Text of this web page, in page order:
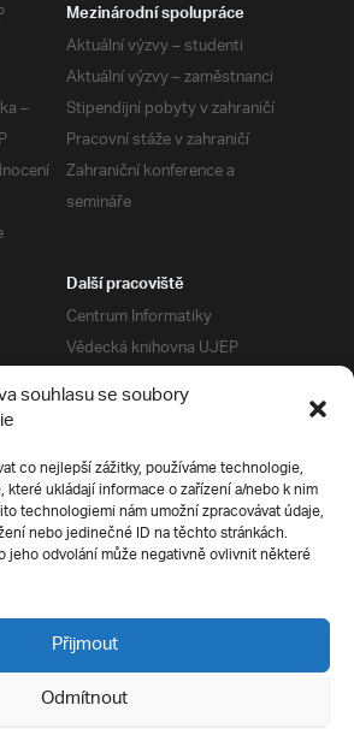
souhlasu se soubory
co nejlepší zážitky, používáme technologie,
ukládají informace o zařízení a/nebo k nim
technologiemi nám umožní zpracovávat údaje,
nebo jedinečné ID na těchto stránkách.
jeho odvolání může negativně ovlivnit některé
Přijmout
Odmítnout
–
Mezinárodní spolupráce
Aktuální výzvy – studenti
Aktuální výzvy – zaměstnanci
Stipendijní pobyty v zahraničí
Pracovní stáže v zahraničí
Zahraniční konference a
semináře
Další pracoviště
Centrum Informatiky
Vědecká knihovna UJEP
Správa kolejí a menz
Univerzitní centrum podpory
Pro uchazeče
Přijímací řízení
E-prihlaska
Přípravné kurzy